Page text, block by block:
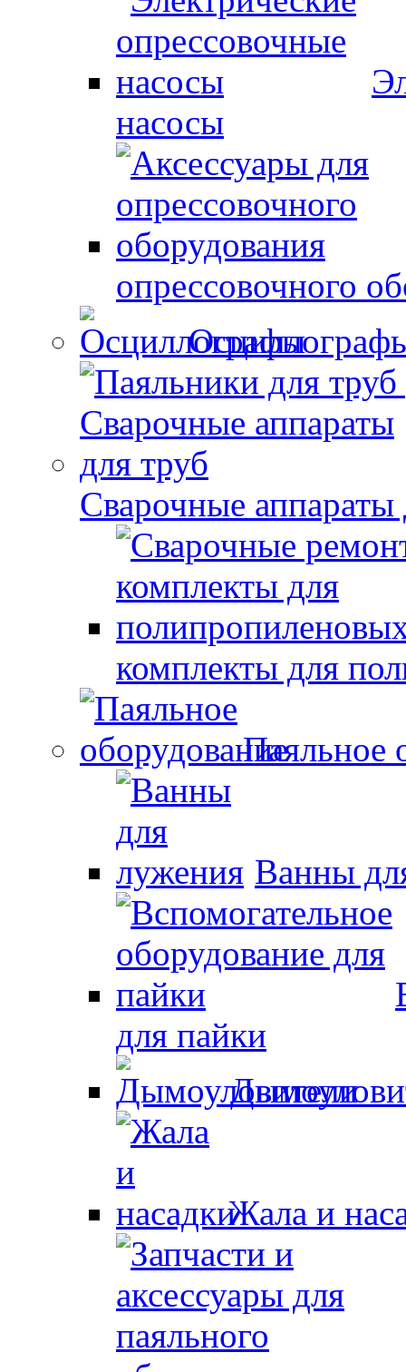
насосы
опрессовочного
Сварочные аппараты
комплекты для
Паяльное
Ванны
для пайки
Жала и